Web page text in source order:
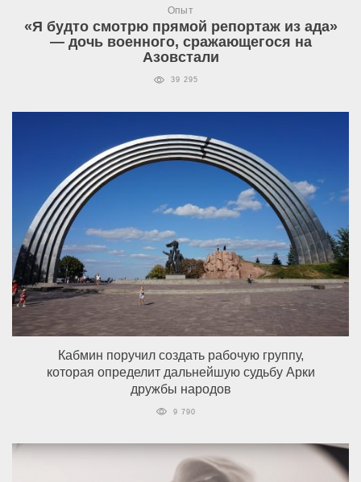
Опыт
«Я будто смотрю прямой репортаж из ада»
— дочь военного, сражающегося на
Азовстали
39 295
Кабмин поручил создать рабочую группу,
которая определит дальнейшую судьбу Арки
дружбы народов
9 790